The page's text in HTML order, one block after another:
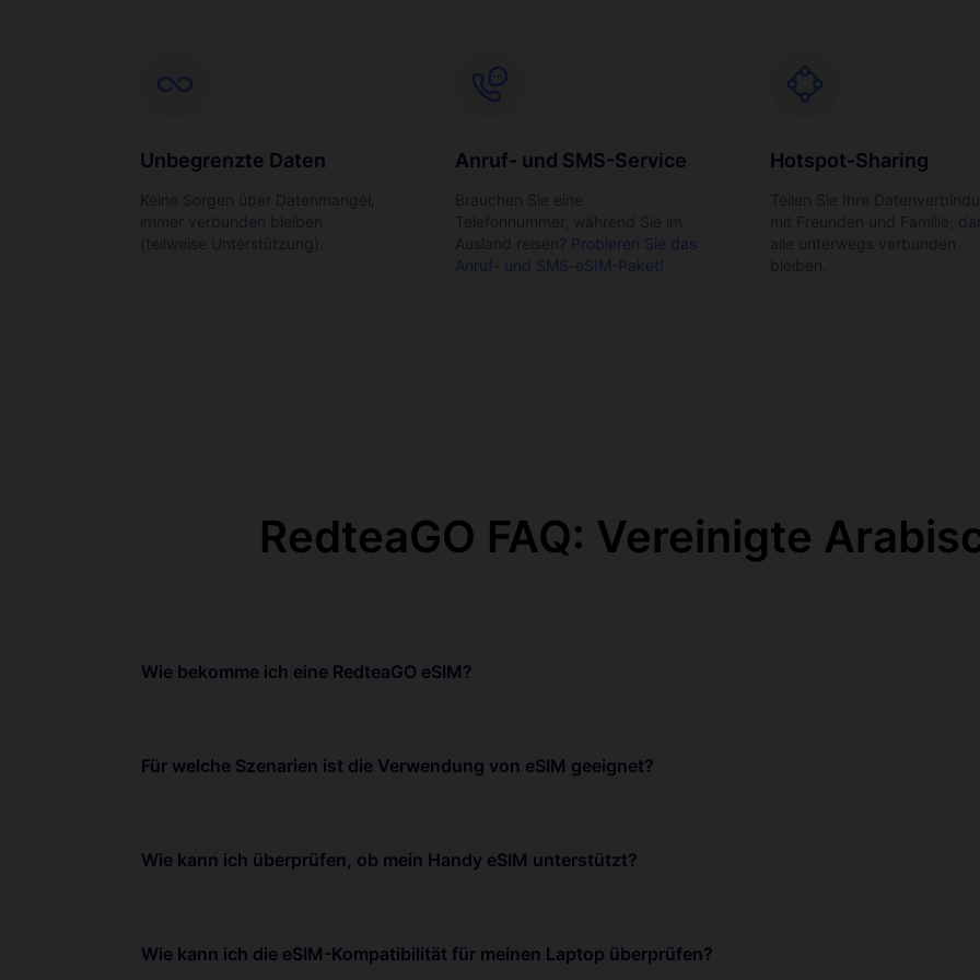
Unbegrenzte Daten Anruf- und SMS-Service
Probieren Sie das
Anruf- und SMS-eSIM-Paket!
Hotspot-Sharing
RedteaGO FAQ: Vereinigte
Wie bekomme ich eine RedteaGO eSIM?
Für welche Szenarien ist die Verwendung von eSIM geeignet?
Wie kann ich überprüfen, ob mein Handy eSIM unterstützt?
Wie kann ich die eSIM-Kompatibilität für meinen Laptop überprüfen?